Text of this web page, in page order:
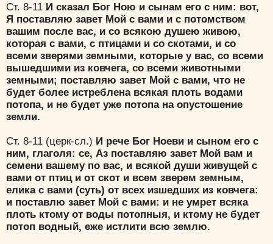
Ст. 8-11 И сказал Бог Ною и сынам его с ним: вот,
Я поставляю завет Мой с вами и с потомством
вашим после вас, и со всякою душею живою,
которая с вами, с птицами и со скотами, и со
всеми зверями земными, которые у вас, со всеми
вышедшими из ковчега, со всеми животными
земными; поставляю завет Мой с вами, что не
будет более истреблена всякая плоть водами
потопа, и не будет уже потопа на опустошение
земли.
Ст. 8-11 (церк-сл.) И рече Бог Ноеви и сыном его с
ним, глаголя: се, Аз поставляю завет Мой вам и
семени вашему по вас, и всякой души живущей с
вами от птиц и от скот и всем зверем земным,
елика с вами (суть) от всех изшедших из ковчега:
и поставлю завет Мой с вами: и не умрет всяка
плоть ктому от воды потопныя, и ктому не будет
потоп водный, еже истлити всю землю.